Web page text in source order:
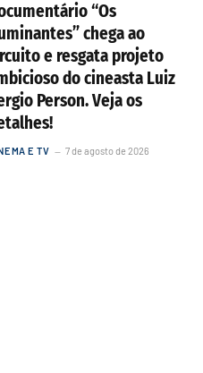
“Os
chega ao
e resgata projeto
do cineasta Luiz
Person. Veja os
E TV 7 de agosto de 2026